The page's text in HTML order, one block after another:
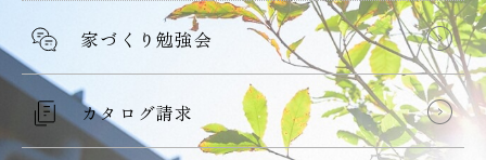
家づくり勉強会
カタログ請求